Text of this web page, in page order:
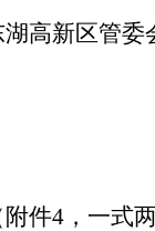
湖高新区管委
附件4 ，一式